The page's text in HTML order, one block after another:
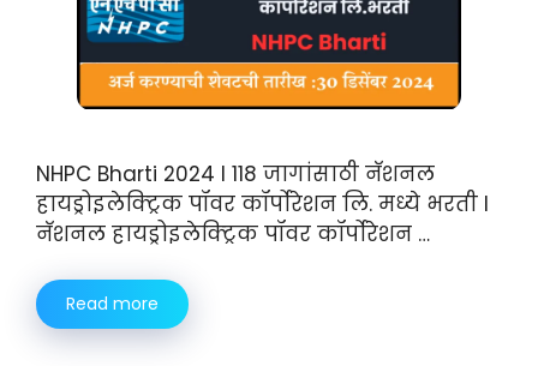
NHPC Bharti 2024 I 118 जागांसाठी नॅशनल
हायड्रोइलेक्ट्रिक पॉवर कॉर्पोरेशन लि. मध्ये भरती I
नॅशनल हायड्रोइलेक्ट्रिक पॉवर कॉर्पोरेशन …
Read more